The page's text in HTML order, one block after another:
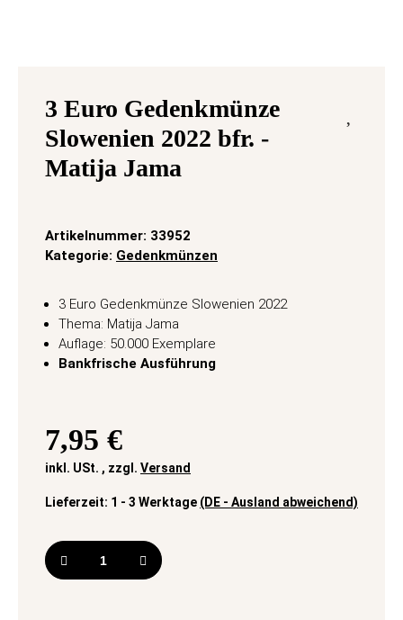
3 Euro Gedenkmünze
Slowenien 2022 bfr. -
Matija Jama
Artikelnummer: 33952
Kategorie: Gedenkmünzen
3 Euro Gedenkmünze Slowenien 2022
Thema: Matija Jama
Auflage: 50.000 Exemplare
Bankfrische Ausführung
7,95 €
inkl. USt. , zzgl. Versand
Lieferzeit: 1 - 3 Werktage (DE - Ausland abweichend)